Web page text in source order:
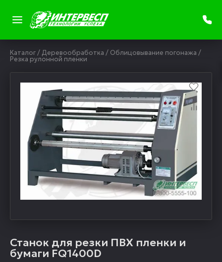
Каталог/ Деревообработка / Облицовывание погонажа /
Резка рулонной пленки
Станок для резки ПВХ пленки и
бумаги FQ1400D